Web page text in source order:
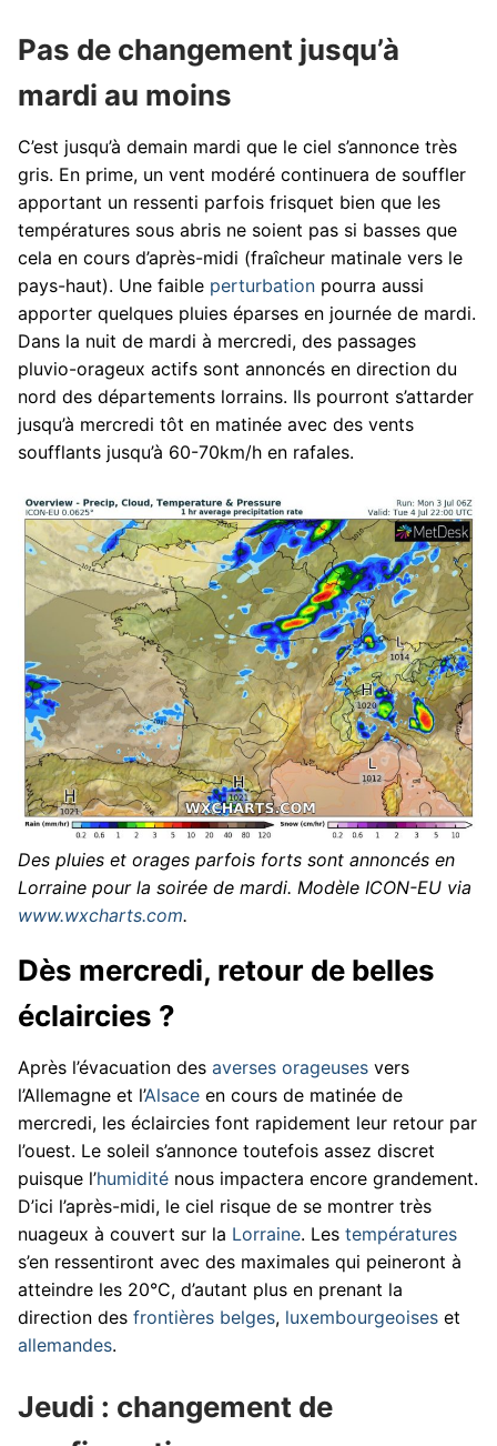
Pas de changement jusqu’à
mardi au moins
C’est jusqu’à demain mardi que le ciel s’annonce très
gris. En prime, un vent modéré continuera de souffler
apportant un ressenti parfois frisquet bien que les
températures sous abris ne soient pas si basses que
cela en cours d’après-midi (fraîcheur matinale vers le
pays-haut). Une faible perturbation pourra aussi
apporter quelques pluies éparses en journée de mardi.
Dans la nuit de mardi à mercredi, des passages
pluvio-orageux actifs sont annoncés en direction du
nord des départements lorrains. Ils pourront s’attarder
jusqu’à mercredi tôt en matinée avec des vents
soufflants jusqu’à 60-70km/h en rafales.
Des pluies et orages parfois forts sont annoncés en
Lorraine pour la soirée de mardi. Modèle ICON-EU via
www.wxcharts.com.
Dès mercredi, retour de belles
éclaircies ?
Après l’évacuation des averses orageuses vers
l’Allemagne et l’Alsace en cours de matinée de
mercredi, les éclaircies font rapidement leur retour par
l’ouest. Le soleil s’annonce toutefois assez discret
puisque l’humidité nous impactera encore grandement.
D’ici l’après-midi, le ciel risque de se montrer très
nuageux à couvert sur la Lorraine. Les températures
s’en ressentiront avec des maximales qui peineront à
atteindre les 20°C, d’autant plus en prenant la
direction des frontières belges, luxembourgeoises et
allemandes.
Jeudi : changement de